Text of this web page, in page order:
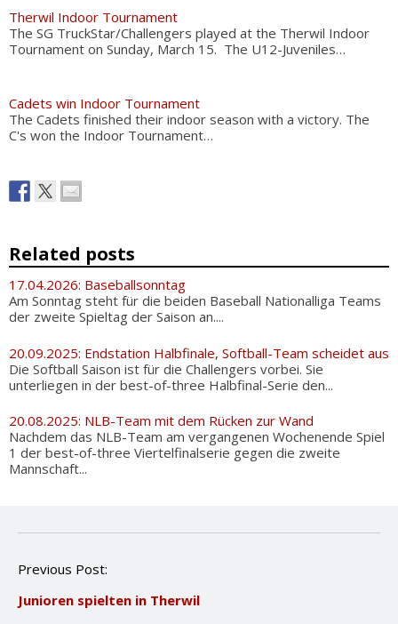
Therwil Indoor Tournament
The SG TruckStar/Challengers played at the Therwil Indoor
Tournament on Sunday, March 15. The U12-Juveniles…
Cadets win Indoor Tournament
The Cadets finished their indoor season with a victory. The
C's won the Indoor Tournament…
Related posts
17.04.2026: Baseballsonntag
Am Sonntag steht für die beiden Baseball Nationalliga Teams
der zweite Spieltag der Saison an....
20.09.2025: Endstation Halbfinale, Softball-Team scheidet aus
Die Softball Saison ist für die Challengers vorbei. Sie
unterliegen in der best-of-three Halbfinal-Serie den...
20.08.2025: NLB-Team mit dem Rücken zur Wand
Nachdem das NLB-Team am vergangenen Wochenende Spiel
1 der best-of-three Viertelfinalserie gegen die zweite
Mannschaft...
P
s
Previous Post:
Junioren spielten in Therwil